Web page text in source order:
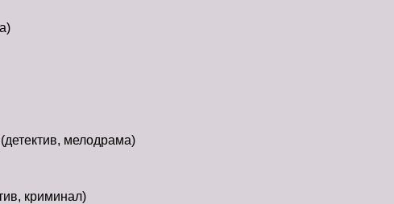
мелодрама)
криминал)